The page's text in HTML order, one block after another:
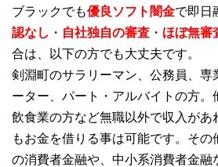
ブラックでも優良ソフト闇金で即日
認なし ・ 自社独自の審査 ・ ほぼ無審
合は、以下の方でも大丈夫です。
剣淵町のサラリーマン、公務員、専
ーター、パート・アルバイトの方。
飲食業の方など無職以外で収入があ
もお金を借りる事は可能です。そ
の消費者金融や、中小系消費者金融